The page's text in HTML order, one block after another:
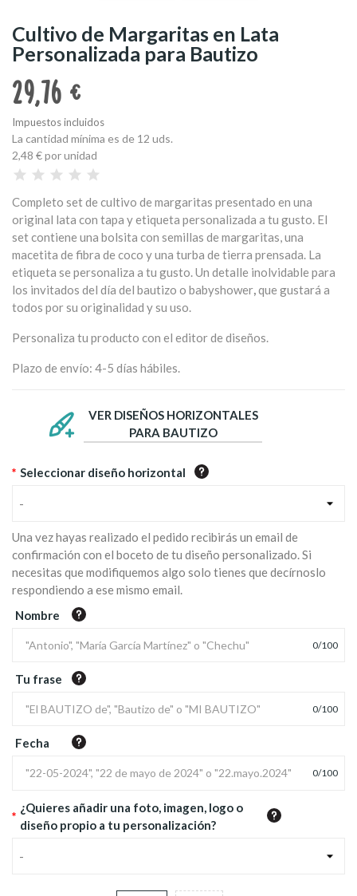
Cultivo de Margaritas en Lata
Personalizada para Bautizo
29,76 €
Impuestos incluidos
La cantidad mínima es de 12 uds.
2,48 €por unidad
Completo set de cultivo de margaritas presentado en una
original lata con tapa y etiqueta personalizada a tu gusto. El
set contiene una bolsita con semillas de margaritas, una
macetita de fibra de coco y una turba de tierra prensada. La
etiqueta se personaliza a tu gusto. Un detalle inolvidable para
los invitados del día del bautizo o babyshower,que gustará a
todos por su originalidad y su uso.
Personaliza tu producto con el editor de diseños.
Plazo de envío: 4-5 días hábiles.
VER DISEÑOS HORIZONTALES
PARA BAUTIZO
* Seleccionar diseño horizontal
-
Una vez hayas realizado el pedido recibirás un email de
confirmación con el boceto de tu diseño personalizado. Si
necesitas que modifiquemos algo solo tienes que decírnoslo
respondiendo a ese mismo email.
Nombre
0/100
Tu frase
0/100
Fecha
0/100
*
¿Quieres añadir una foto, imagen, logo o
diseño propio a tu personalización?
-